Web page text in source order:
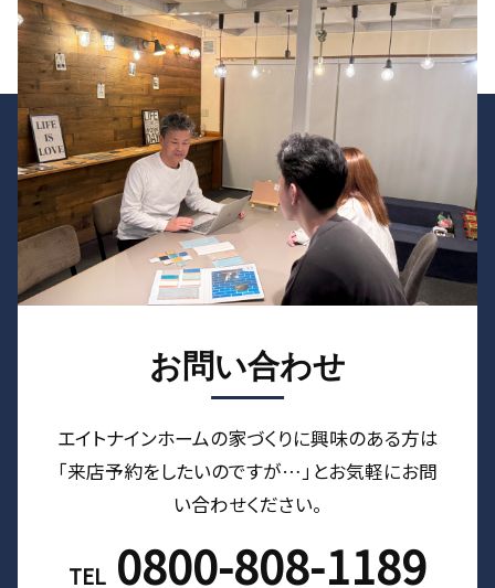
お問い合わせ
エイトナインホームの家づくりに興味のある⽅は
「来店予約をしたいのですが…」とお気軽にお問
い合わせください。
TEL 0800-808-1189